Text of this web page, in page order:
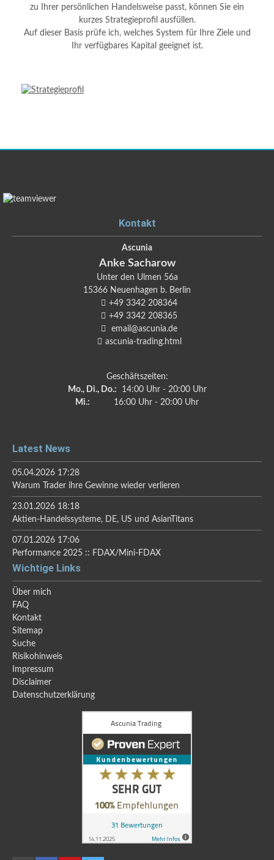
zu Ihrer persönlichen Handelsweise passt, können Sie ein
kurzes Strategieprofil ausfüllen.
Auf dieser Basis prüfe ich, welches System für Ihre Ziele und
Ihr verfügbares Kapital geeignet ist.
Kontakt
Ascunia
Anke Sacharow
Unter den Ulmen 56a
15366 Neuenhagen b. Berlin
+49 3342 208364
+49 3342 208365
email@ascunia.de
ascunia-trading.html
Geschäftszeiten:
Mo., Di., Do.: 14:00 Uhr - 20:00 Uhr
Mi.:
16:00 Uhr - 20:00 Uhr
Latest News
05.04.2026 17:28
Warum Trader ihre Gewinne wieder verlieren
23.01.2026 18:18
Aktien-Handelssysteme, DE, US und AsianTitans
07.01.2026 17:06
Performance 2025 :: FDAX/Mini-FDAX
Wichtige Links
Über mich
FAQ
Kontakt
Sitemap
Suche
Risikohinweis
Impressum
Disclaimer
Datenschutzerklärung